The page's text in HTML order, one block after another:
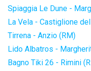
Spiaggia Le Dune -
La Vela - Castiglione
Tirrena - Anzio (RM)
Lido Albatros -
Bagno Tiki 26 - Rimini